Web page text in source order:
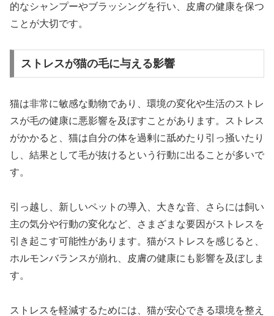
的なシャンプーやブラッシングを行い、皮膚の健康を保つ
ことが大切です。
ストレスが猫の毛に与える影響
猫は非常に敏感な動物であり、環境の変化や生活のストレ
スが毛の健康に悪影響を及ぼすことがあります。ストレス
がかかると、猫は自分の体を過剰に舐めたり引っ掻いたり
し、結果として毛が抜けるという行動に出ることが多いで
す。
引っ越し、新しいペットの導入、大きな音、さらには飼い
主の気分や行動の変化など、さまざまな要因がストレスを
引き起こす可能性があります。猫がストレスを感じると、
ホルモンバランスが崩れ、皮膚の健康にも影響を及ぼしま
す。
ストレスを軽減するためには、猫が安心できる環境を整え